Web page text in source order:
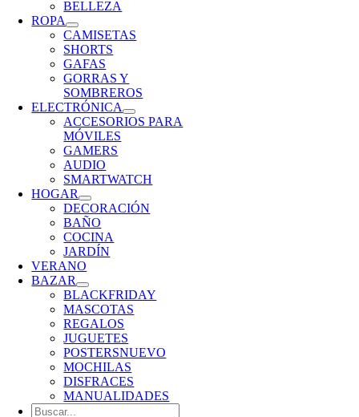
BELLEZA
ROPA
CAMISETAS
SHORTS
GAFAS
GORRAS Y
SOMBREROS
ELECTRÓNICA
ACCESORIOS PARA
MÓVILES
GAMERS
AUDIO
SMARTWATCH
HOGAR
DECORACIÓN
BAÑO
COCINA
JARDÍN
VERANO
BAZAR
BLACKFRIDAY
MASCOTAS
REGALOS
JUGUETES
POSTERSNUEVO
MOCHILAS
DISFRACES
MANUALIDADES
Buscar: